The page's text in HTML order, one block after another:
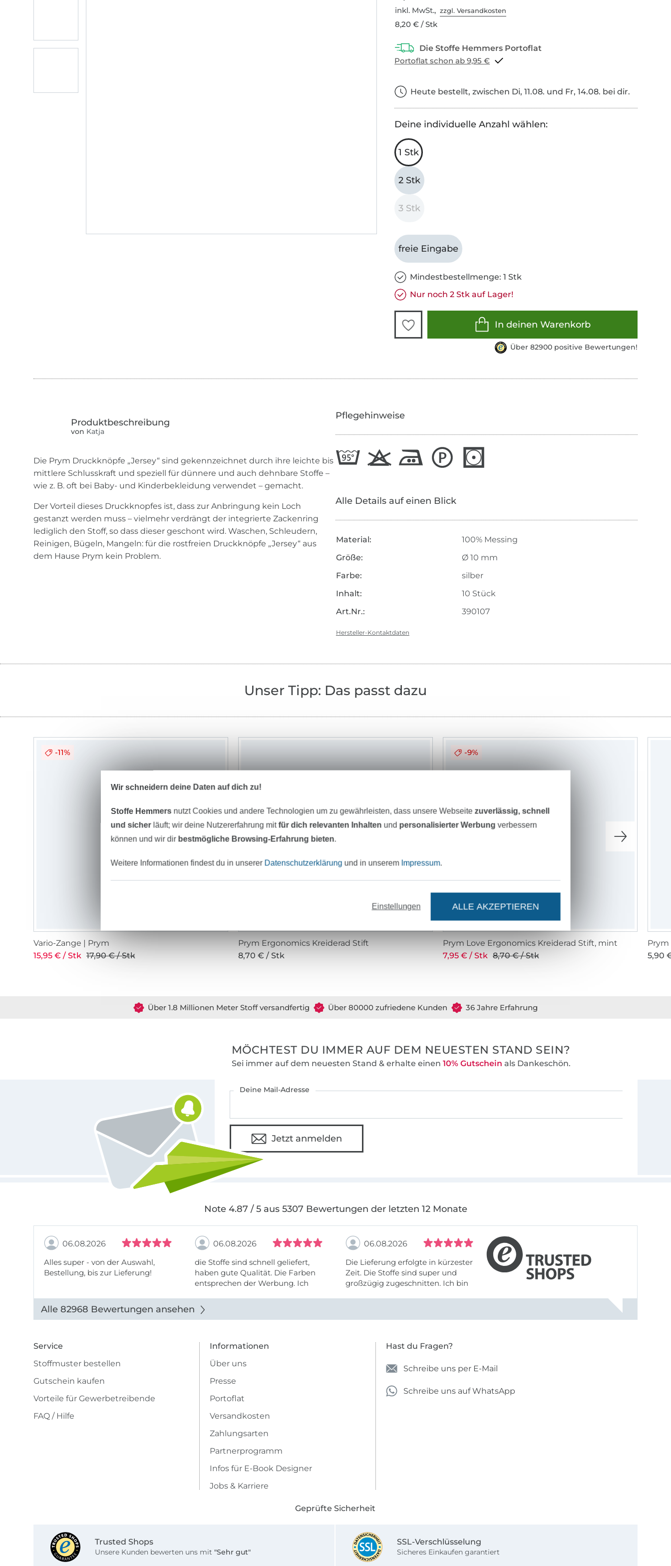
inkl. MwSt.,zzgl. Versandkosten
8,20 € / Stk
Portoflat schon ab 9,95 €
Heute bestellt, zwischen Di, 11.08. und Fr, 14.08. bei dir.
Deine individuelle Anzahl wählen:
1 Stk
2 Stk
3 Stk
freie Eingabe
Mindestbestellmenge: 1 Stk
Nur noch 2 Stk auf Lager!
In deinen Warenkorb
Über 82900 positive Bewertungen!
von Katja
Die Prym Druckknöpfe „Jersey“ sind gekennzeichnet durch ihre leichte bis
mittlere Schlusskraft und speziell für dünnere und auch dehnbare Stoffe –
wie z. B. oft bei Baby- und Kinderbekleidung verwendet – gemacht.
Der Vorteil dieses Druckknopfes ist, dass zur Anbringung kein Loch
gestanzt werden muss – vielmehr verdrängt der integrierte Zackenring
lediglich den Stoff, so dass dieser geschont wird. Waschen, Schleudern,
Reinigen, Bügeln, Mangeln: für die rostfreien Druckknöpfe „Jersey“ aus
dem Hause Prym kein Problem.
Pflegehinweise
Alle Details auf einen Blick
Material:
100% Messing
Größe:
Ø 10 mm
Farbe:
silber
Inhalt:
10 Stück
Art.Nr.:
390107
Hersteller-Kontaktdaten
Unser Tipp: Das passt dazu
-11%
Vario-Zange | Prym
15,95 € / Stk 17,90 € / Stk
Prym Ergonomics Kreiderad Stift
8,70 € / Stk
-9%
Prym Love Ergonomics Kreiderad Stift, mint
7,95 € / Stk 8,70 € / Stk
5,90
Über 1.8 Millionen Meter Stoff versandfertig Über 80000 zufriedene Kunden 36 Jahre Erfahrung
MÖCHTEST DU IMMER AUF DEM NEUESTEN STAND SEIN?
Sei immer auf dem neuesten Stand & erhalte einen 10% Gutschein als Dankeschön.
Deine Mail-Adresse
Jetzt anmelden
Note 4.87 / 5 aus 5307 Bewertungen der letzten 12 Monate
06.08.2026
Alles super - von der Auswahl,
Bestellung, bis zur Lieferung!
06.08.2026
die Stoffe sind schnell geliefert,
haben gute Qualität. Die Farben
entsprechen der Werbung. Ich
auch die Firma empfehlen.
06.08.2026
Die Lieferung erfolgte in kürzester
Zeit. Die Stoffe sind super und
großzügig zugeschnitten. Ich bin
Alle 82968 Bewertungen ansehen
Service
Stoffmuster bestellen
Gutschein kaufen
Vorteile für Gewerbetreibende
FAQ / Hilfe
Informationen
Über uns
Presse
Portoflat
Versandkosten
Zahlungsarten
Partnerprogramm
Infos für E-Book Designer
Jobs & Karriere
Hast du Fragen?
Schreibe uns per E-Mail
Schreibe uns auf WhatsApp
Geprüfte Sicherheit
Trusted Shops
Unsere Kunden bewerten uns mit "Sehr gut"
SSL-Verschlüsselung
Sicheres Einkaufen garantiert
Wir schneidern deine Daten auf dich zu!
Stoffe Hemmers nutzt Cookies und andere Technologien um zu gewährleisten, dass unsere Webseitezuverlässig, schnell
und sicherläuft; wir deine Nutzererfahrung mitfür dich relevanten Inhalten und personalisierter Werbung verbessern
können und wir dir bestmögliche Browsing-Erfahrung bieten.
Weitere Informationen findest du in unserer Datenschutzerklärung und in unserem Impressum.
Einstellungen ALLE AKZEPTIEREN